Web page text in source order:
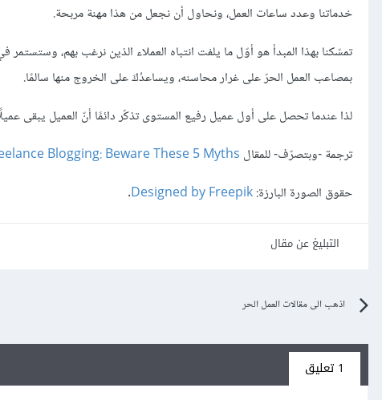
خدماتنا وعدد ساعات العمل، ونحاول أن نجعل من هذا مهنة مربحة.
تمسّكنا بهذا المبدأ هو أوّل ما يلفت انتباه العملاء الذين نرغب بهم،
بمصاعب العمل الحرّ على غرار محاسنه، ويساعدُكَ على الخروج منها سالمًا.
لذا عندما تحصل على أول عميل رفيع المستوى تذكّر دائمًا أنّ العميل يبقى
ترجمة -وبتصرّف- للمقال Blogging: Beware These 5 Myths
حقوق الصورة البارزة:Designed by Freepik
.
التبليغ عن مقال
اذهب الى مقالات العمل الحر
1 تعليق